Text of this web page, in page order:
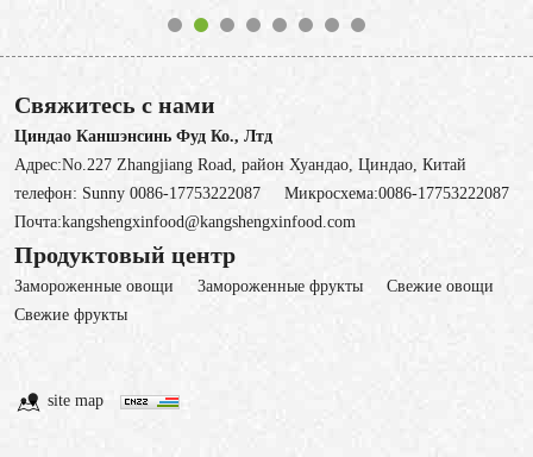
Свяжитесь с нами
Циндао Каншэнсинь Фуд Ко., Лтд
Адрес:No.227 Zhangjiang Road, район Хуандао, Циндао, Китай
телефон: Sunny 0086-17753222087 Микросхема:0086-17753222087
Почта:kangshengxinfood@kangshengxinfood.com
Продуктовый центр
Замороженные овощи 3амороженные фрукты
Свежие овощи
Cвежие фрукты
site map